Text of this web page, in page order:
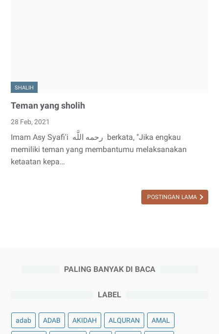
SHALIH
Teman yang sholih
28 Feb, 2021
Imam Asy Syafi'i رحمه اللَّه berkata, "Jika engkau
memiliki teman yang membantumu melaksanakan
ketaatan kepa…
POSTINGAN LAMA
PALING BANYAK DI BACA
LABEL
adab ADAB AKIDAH ALQURAN AMAL